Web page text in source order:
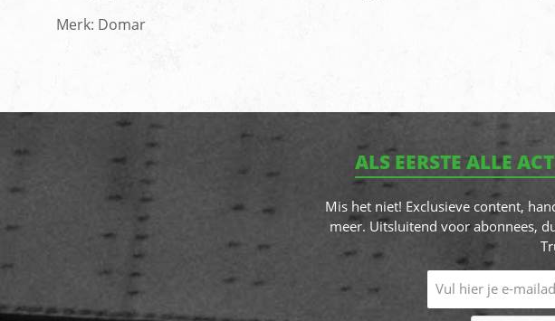
Merk: Domar
ALS EERSTE ALLE
Mis het niet! Exclusieve content,
meer. Uitsluitend voor abonnees,